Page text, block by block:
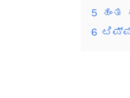
5
ಹಂತ
6